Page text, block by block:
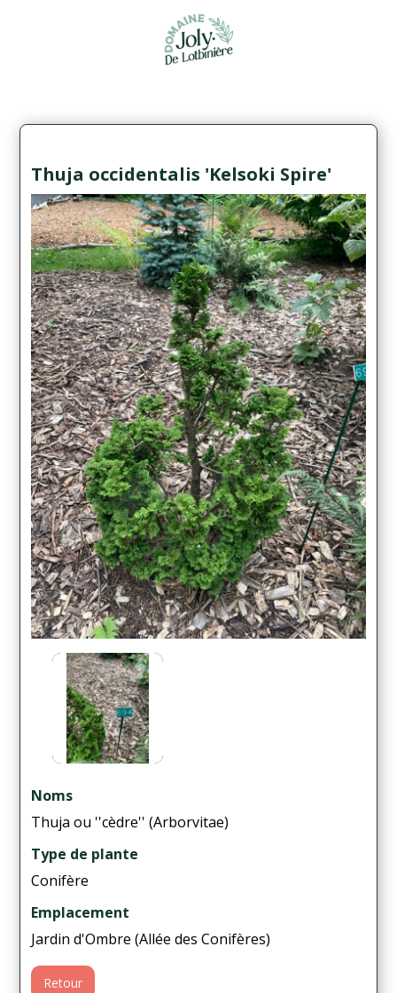
Thuja occidentalis 'Kelsoki Spire'
Noms
Thuja ou ''cèdre'' (Arborvitae)
Type de plante
Conifère
Emplacement
Jardin d'Ombre (Allée des Conifères)
Retour